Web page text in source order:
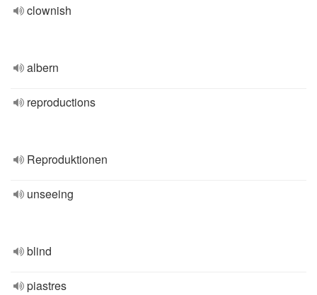
clownish
albern
reproductions
Reproduktionen
unseeing
blind
piastres